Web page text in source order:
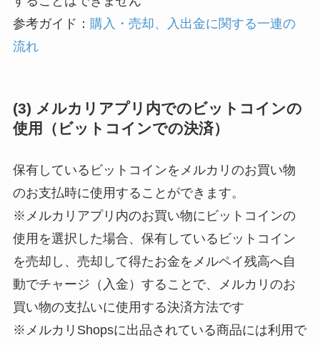
参考ガイド： 購入・売却、入出金に関する一連の
流れ
(3) メルカリアプリ内でのビットコインの
使用（ビットコインでの決済）
保有しているビットコインをメルカリのお買い物
のお支払時に使用することができます。
※メルカリアプリ内のお買い物にビットコインの
使用を選択した場合、保有しているビットコイン
を売却し、売却して得たお金をメルペイ残高へ自
動でチャージ（入金）することで、メルカリのお
買い物の支払いに使用する決済方法です
※メルカリShopsに出品されている商品には利用で